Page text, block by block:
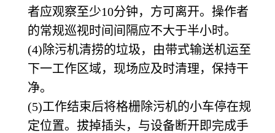
者应观察至少10分钟，方可离开。操作者
的常规巡视时间间隔应不大于半小时。
(4)除污机清捞的垃圾，由带式输送机运至
下一工作区域，现场应及时清理，保持干
净。
(5)工作结束后将格栅除污机的小车停在规
定位置。拔掉插头，与设备断开即完成手